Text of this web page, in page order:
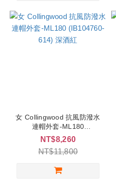
女 Collingwood 抗風防潑水
連帽外套-ML180
(IB104760-614) 深酒紅
NT$8,260
NT$11,800